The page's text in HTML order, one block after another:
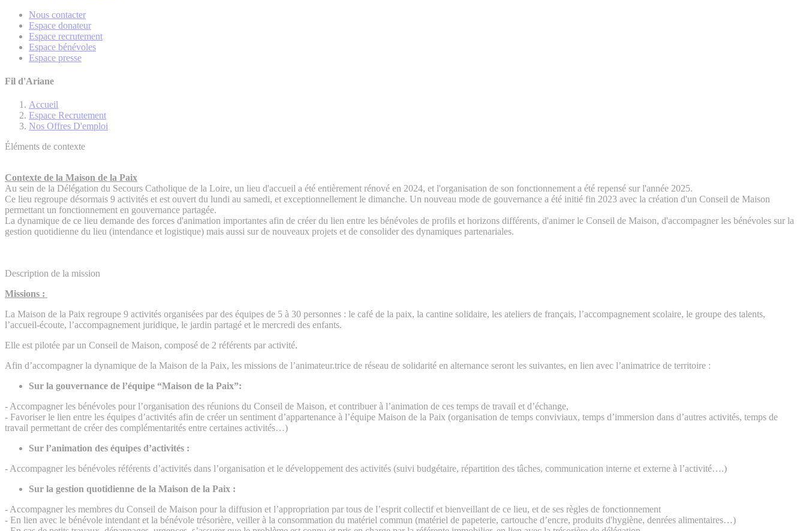
Nous contacter
Espace donateur
Espace recrutement
Espace bénévoles
Espace presse
Fil d'Ariane
Accueil
Espace Recrutement
Nos Offres D'emploi
Éléments de contexte
Contexte de la Maison de la Paix
Au sein de la Délégation du Secours Catholique de la Loire, un lieu d'accueil a été entièrement rénové en 2024, et l'organisation de son fonctionnement a été repensé sur l'année 2025.
Ce lieu regroupe désormais 9 activités et est ouvert du lundi au samedi, et exceptionnellement le dimanche. Un nouveau mode de gouvernance a été initié fin 2023 avec la création d'un Conseil de Maison
permettant un fonctionnement en gouvernance partagée.
La dynamique de ce lieu demande des forces d'animation importantes afin de créer du lien entre les bénévoles de profils et horizons différents, d'animer le Conseil de Maison, d'accompagner les bénévoles sur la
gestion quotidienne du lieu (intendance et logistique) mais aussi sur de nouveaux projets et de consolider des dynamiques partenariales.
Description de la mission
Missions :
La Maison de la Paix regroupe 9 activités organisées par des équipes de 5 à 30 personnes : le café de la paix, la cantine solidaire, les ateliers de français, l’accompagnement scolaire, le groupe des talents,
l’accueil-écoute, l’accompagnement juridique, le jardin partagé et le mercredi des enfants.
Elle est pilotée par un Conseil de Maison, composé de 2 référents par activité.
Afin d’accompagner la dynamique de la Maison de la Paix, les missions de l’animateur.trice de réseau de solidarité en alternance seront les suivantes, en lien avec l’animatrice de territoire :
Sur la gouvernance de l’équipe “Maison de la Paix”:
- Accompagner les bénévoles pour l’organisation des réunions du Conseil de Maison, et contribuer à l’animation de ces temps de travail et d’échange,
- Favoriser le lien entre les équipes d’activités afin de créer un sentiment d’appartenance à l’équipe Maison de la Paix (organisation de temps conviviaux, temps d’immersion dans d’autres activités, temps de
travail permettant de créer des complémentarités entre certaines activités…)
Sur l’animation des équipes d’activités :
- Accompagner les bénévoles référents d’activités dans l’organisation et le développement des activités (suivi budgétaire, répartition des tâches, communication interne et externe à l’activité….)
Sur la gestion quotidienne de la Maison de la Paix :
- Accompagner les membres du Conseil de Maison pour la diffusion et l’appropriation par tous de l’esprit collectif et bienveillant de ce lieu, et de ses règles de fonctionnement
- En lien avec le bénévole intendant et la bénévole trésorière, veiller à la consommation du matériel commun (matériel de papeterie, cartouche d’encre, produits d'hygiène, denrées alimentaires…)